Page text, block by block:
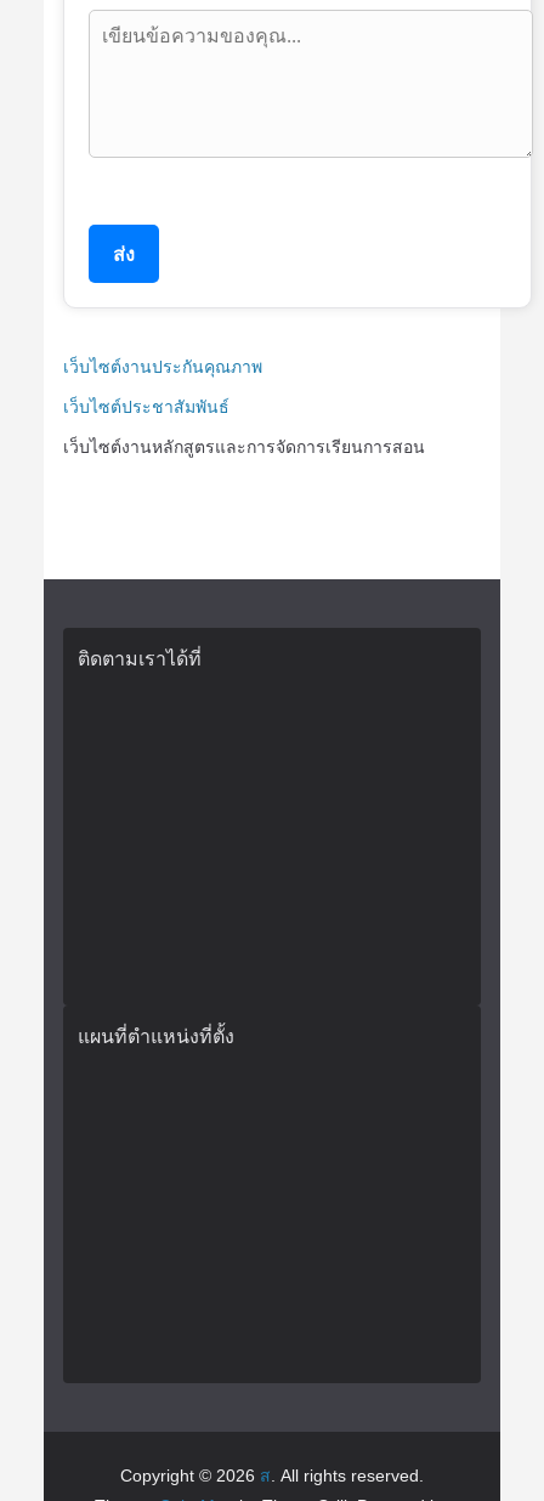
ส่ง
เว็บไซต์งานประกันคุณภาพ
เว็บไซต์ประชาสัมพันธ์
เว็บไซต์งานหลักสูตรและการจัดการเรียนการสอน
ติดตามเราได้ที่
แผนที่ตำแหน่งที่ตั้ง
Copyright © 2026 ส. All rights reserved.